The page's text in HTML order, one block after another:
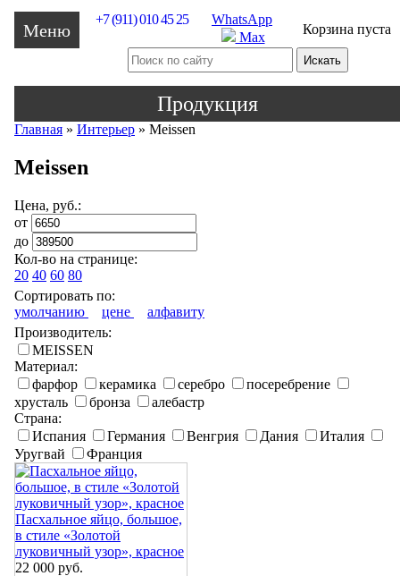
Меню
WhatsApp
Max
Корзина пуста
+7 (911) 010 45 25
Продукция
Главная » Интерьер » Meissen
Meissen
Цена, руб.:
от
до
Кол-во на странице:
20 40 60 80
Сортировать по:
умолчанию
цене
алфавиту
Производитель:
MEISSEN
Материал:
фарфор
керамика серебро
посеребрение
хрусталь
бронза
алебастр
Страна:
Испания
Германия Венгрия Дания
Италия
Уругвай
Франция
Пасхальное яйцо, большое,
в стиле «Золотой
луковичный узор», красное
22 000 руб.